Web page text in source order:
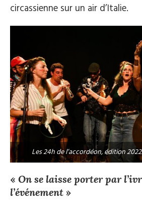
circassienne sur un air d’Italie.
Les 24h de l’accordéon, édition
« On se laisse porter par
l’événement »